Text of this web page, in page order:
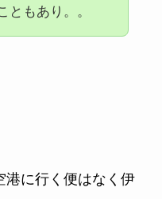
ともあり。。
港に行く便はなく伊